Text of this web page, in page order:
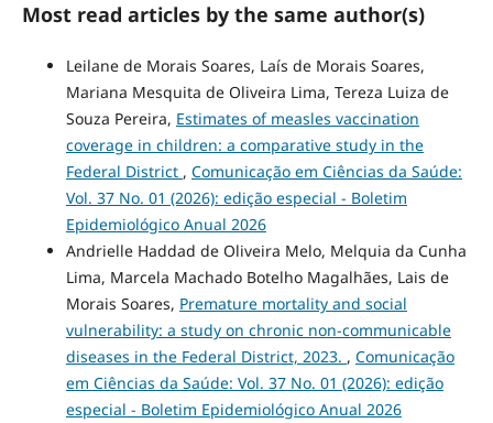
Most read articles by the same author(s)
Leilane de Morais Soares, Laís de Morais Soares,
Mariana Mesquita de Oliveira Lima, Tereza Luiza de
Souza Pereira, Estimates of measles vaccination
coverage in children: a comparative study in the
Federal District , Comunicação em Ciências da Saúde:
Vol. 37 No. 01 (2026): edição especial - Boletim
Epidemiológico Anual 2026
Andrielle Haddad de Oliveira Melo, Melquia da Cunha
Lima, Marcela Machado Botelho Magalhães, Lais de
Morais Soares, Premature mortality and social
vulnerability: a study on chronic non-communicable
diseases in the Federal District, 2023. , Comunicação
em Ciências da Saúde: Vol. 37 No. 01 (2026): edição
especial - Boletim Epidemiológico Anual 2026